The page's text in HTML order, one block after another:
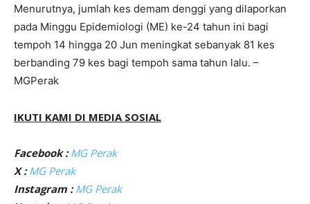
Menurutnya, jumlah kes demam denggi yang dilaporkan
pada Minggu Epidemiologi (ME) ke-24 tahun ini bagi
tempoh 14 hingga 20 Jun meningkat sebanyak 81 kes
berbanding 79 kes bagi tempoh sama tahun lalu. –
MGPerak
IKUTI KAMI DI MEDIA SOSIAL
Facebook : MG Perak
X : MG Perak
Instagram : MG Perak